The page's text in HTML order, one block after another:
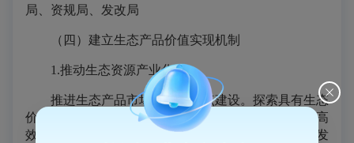
局、资规局、发改局
（四）建立生态产品价值实现机制
1.推动生态资源产业化
推进生态产品市场化改革试点建设。探索具有生态
价值的产业发展新路径。发展绿色种植、绿色养殖等高
效生态循环农业。加快产业绿色化改造和转型升级，发